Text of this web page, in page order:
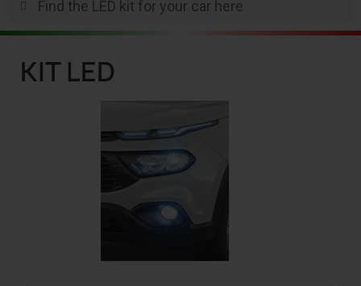
KIT LED